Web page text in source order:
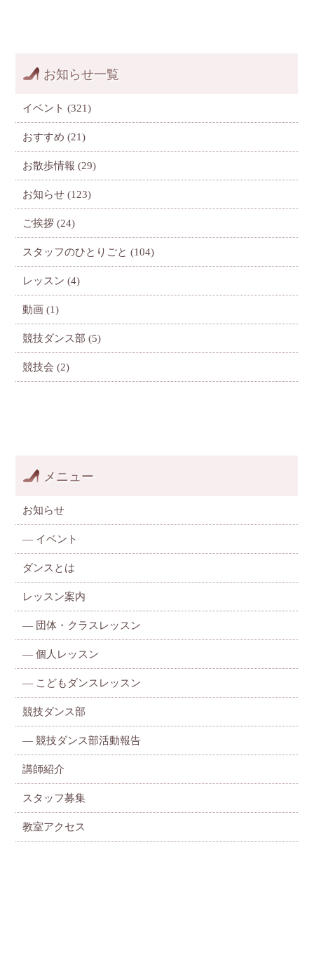
お知らせ一覧
イベント (321)
おすすめ (21)
お散歩情報 (29)
お知らせ (123)
ご挨拶 (24)
スタッフのひとりごと (104)
レッスン (4)
動画 (1)
競技ダンス部 (5)
競技会 (2)
メニュー
お知らせ
— イベント
ダンスとは
レッスン案内
— 団体・クラスレッスン
—個人レッスン
— こどもダンスレッスン
競技ダンス部
— 競技ダンス部活動報告
講師紹介
スタッフ募集
教室アクセス